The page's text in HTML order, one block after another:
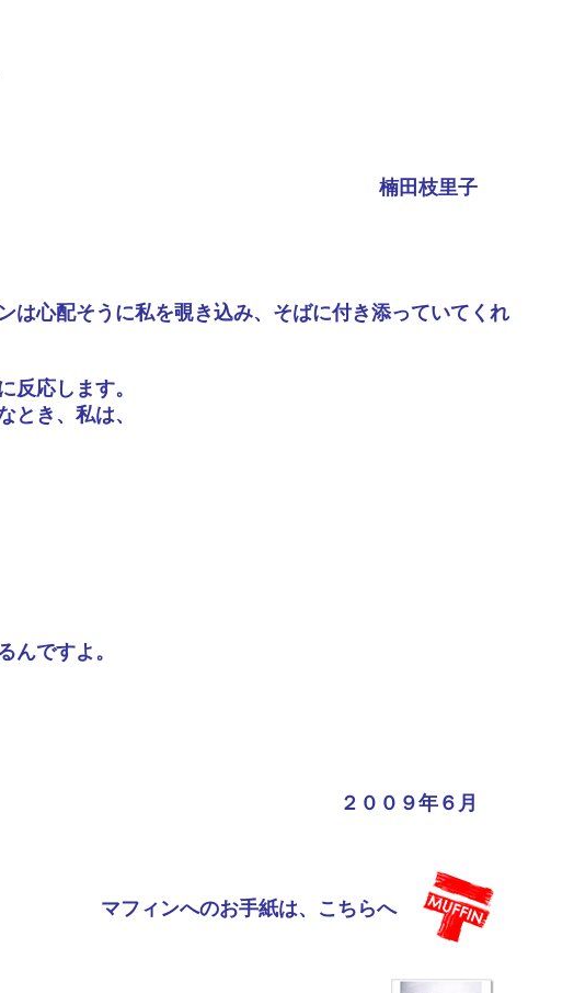
楠田枝里子
は心配そうに私を覗き込み、そばに付き添っていてくれ
反応します。
とき、私は、
んですよ。
２００９年６月
マフィンへのお手紙は、こちらへ